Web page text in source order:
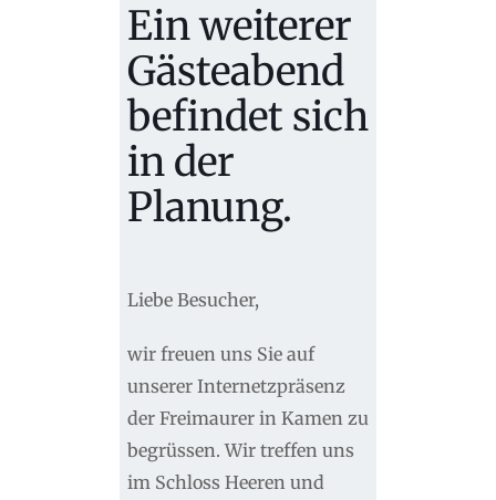
Ein weiterer
Gästeabend
befindet sich
in der
Planung.
Liebe Besucher,
wir freuen uns Sie auf
unserer Internetzpräsenz
der Freimaurer in Kamen zu
begrüssen. Wir treffen uns
im Schloss Heeren und